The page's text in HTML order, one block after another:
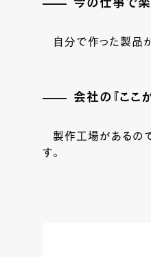
今の仕事で楽
自分で作った製品
会社の『ここ
製作工場があるの
す。